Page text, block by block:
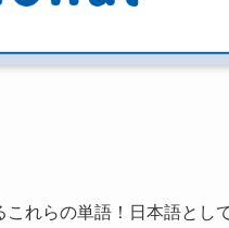
れらの単語！日本語とし